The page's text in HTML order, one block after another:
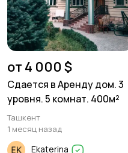
от 4 000 $
Сдается в Аренду дом. 3
уровня. 5 комнат. 400м²
Ташкент
1 месяц назад
Ekaterina